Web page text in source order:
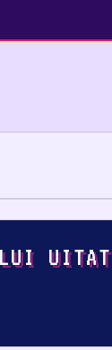
UITAT